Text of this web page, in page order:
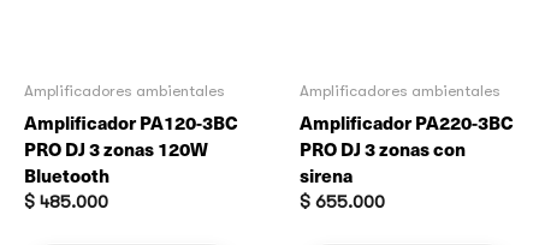
Amplificadores ambientales
Amplificador PA120-3BC
PRO DJ 3 zonas 120W
Bluetooth
$ 485.000
Amplificadores ambientales
Amplificador PA220-3BC
PRO DJ 3 zonas con
sirena
$ 655.000